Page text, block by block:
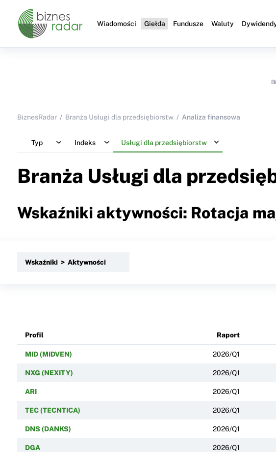
Wiadomości Giełda Fundusze Waluty
BiznesRadar Branża Usługi dla przedsiębiorstw Analiza finansowa
Typ Indeks Usługi dla przedsiębiorstw
Branża Usługi dla
Wskaźniki aktywności: Rotacja
Wskaźniki > Aktywności
Profil Raport
MID (MIDVEN) 2026/Q1
NXG (NEXITY) 2026/Q1
ARI 2026/Q1
TEC (TECNTICA) 2026/Q1
DNS (DANKS) 2026/Q1
DGA 2026/Q1